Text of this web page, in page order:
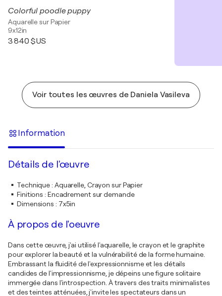
Colorful poodle puppy
Aquarelle sur Papier
9x12in
3 840 $US
Voir toutes les œuvres de Daniela Vasileva
Information
Détails de l'œuvre
Technique: Aquarelle, Crayon sur Papier
Finitions : Encadrement sur demande
Dimensions : 7x5in
À propos de l'oeuvre
Dans cette œuvre, j'ai utilisé l'aquarelle, le crayon et le graphite
pour explorer la beauté et la vulnérabilité de la forme humaine.
Embrassant la fluidité de l'expressionnisme et les détails
candides de l'impressionnisme, je dépeins une figure solitaire
immergée dans l'introspection. À travers des traits minimalistes
et des teintes atténuées, j'invite les spectateurs dans un